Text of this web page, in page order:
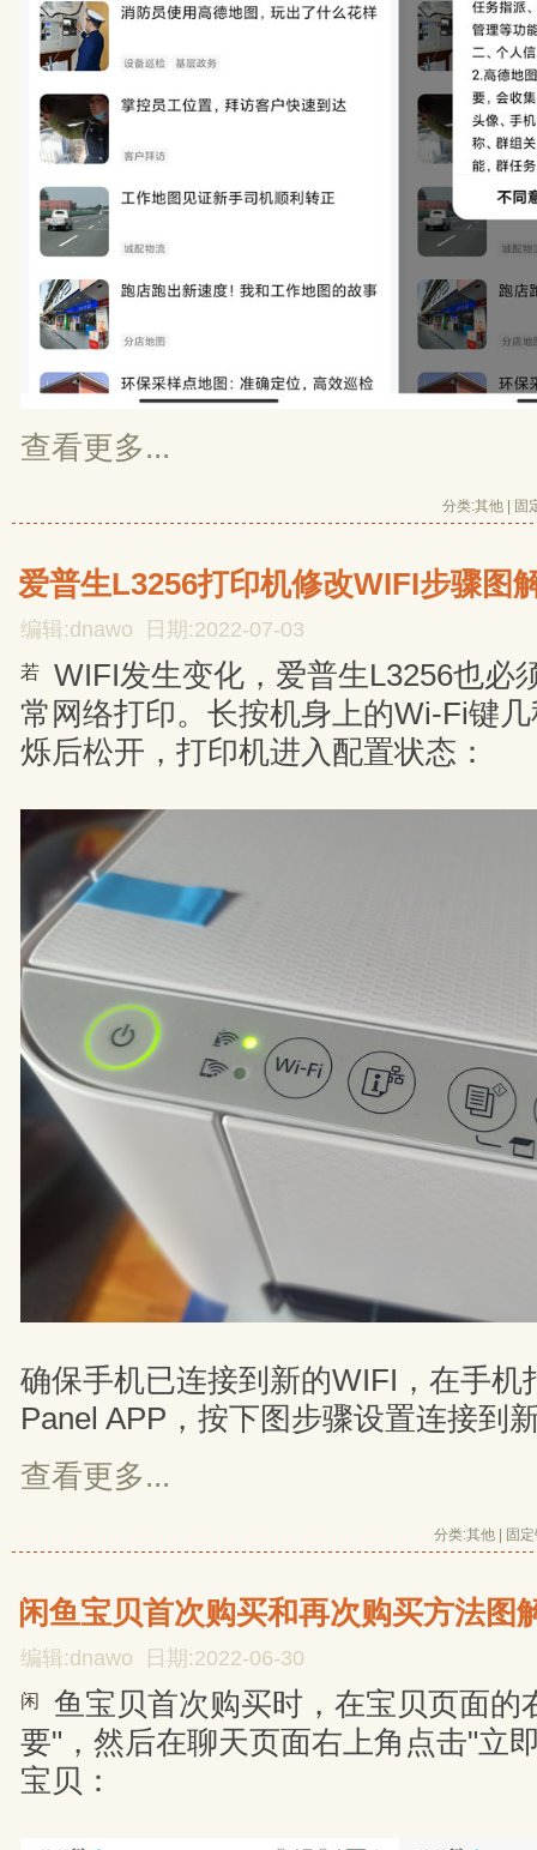
查看更多...
分类:其他 固
爱普生L3256打印机修改WIFI步骤图
编辑:dnawo 日期:2022-07-03
若
WIFI发生变化，爱普生L3256也必
常网络打印。长按机身上的Wi-Fi键
烁后松开，打印机进入配置状态：
确保手机已连接到新的WIFI，在手机
Panel APP，按下图步骤设置连接到
查看更多...
分类:其他 固
闲鱼宝贝首次购买和再次购买方法图
编辑:dnawo 日期:2022-06-30
闲
鱼宝贝首次购买时，在宝贝页面的
要"，然后在聊天页面右上角点击"立
宝贝：